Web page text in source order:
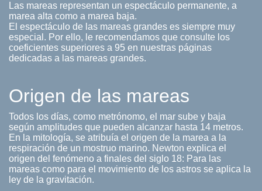
Las mareas representan un espectáculo permanente, a
marea alta como a marea baja.
El espectáculo de las mareas grandes es siempre muy
especial. Por ello, le recomendamos que consulte los
coeficientes superiores a 95 en nuestras páginas
dedicadas a las mareas grandes.
Origen de las mareas
Todos los días, como metrónomo, el mar sube y baja
según amplitudes que pueden alcanzar hasta 14 metros.
En la mitología, se atribuía el origen de la marea a la
respiración de un mostruo marino. Newton explica el
origen del fenómeno a finales del siglo 18: Para las
mareas como para el movimiento de los astros se aplica la
ley de la gravitación.